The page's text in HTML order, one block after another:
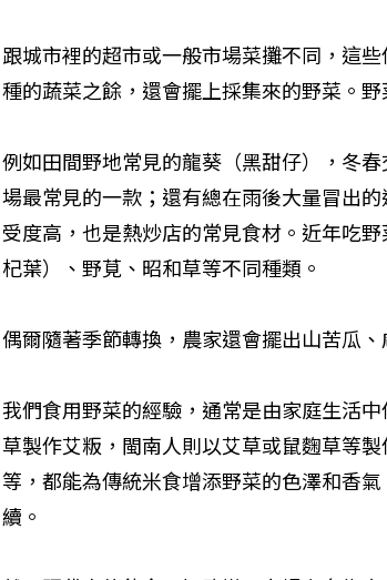
跟城市裡的超市或一般市場菜攤不同，這
種的蔬菜之餘，還會擺上採集來的野菜。
例如田間野地常見的龍葵（黑甜仔），冬
場最常見的一款；還有總在雨後大量冒出
受度高，也是熱炒店的常見食材。近年吃
杞葉）、野莧、昭和草等不同種類。
偶爾隨著季節轉換，農家還會擺出山苦瓜
我們食用野菜的經驗，通常是由家庭生活
草製作艾粄，閩南人則以艾草或鼠麴草等
等，都能為傳統米食增添野菜的色澤和香
續。